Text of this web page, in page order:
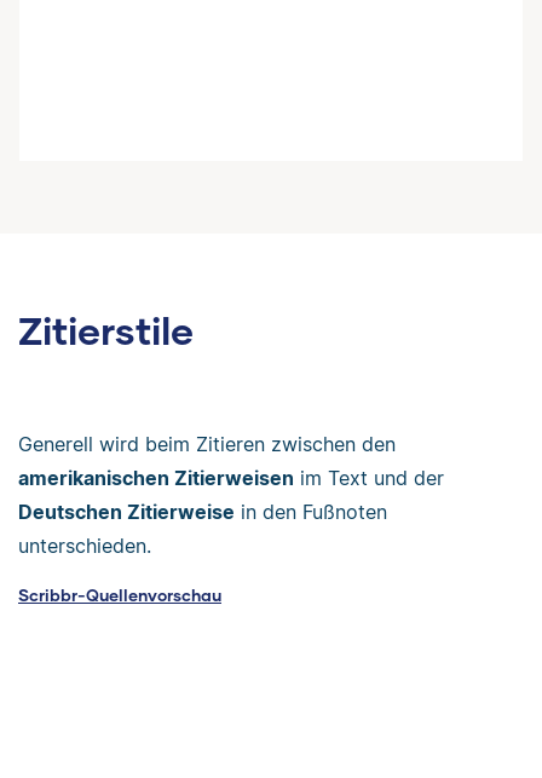
Zitierstile
Generell wird beim Zitieren zwischen den
amerikanischen Zitierweisen im Text und der
Deutschen Zitierweise in den Fußnoten
unterschieden.
Scribbr-Quellenvorschau